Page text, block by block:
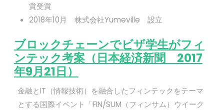
賞受賞
2018年10月 株式会社Yumeville 設立
ブロックチェーンでビザ学生がフィ
ンテック考案（日本経済新聞 2017
年9月21日）
金融とIT（情報技術）を融合したフィンテックをテーマ
とする国際イベント「FIN/SUM（フィンサム）ウイーク